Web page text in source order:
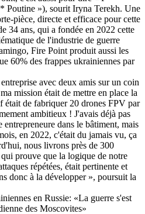
Poutine »), sourit Iryna Terekh. Une
pièce, directe et efficace pour cette
34 ans, qui a fondée en 2022 cette
de l'industrie de guerre
Fire Point produit aussi les
60% des frappes ukrainiennes par
avec deux amis sur un coin
mission était de mettre en place la
de fabriquer 20 drones FPV par
ambitieux ! J'avais déjà pas
dans le bâtiment, mais
en 2022, c'était du jamais vu, ça
nous livrons près de 300
prouve que la logique de notre
répétées, était pertinente et
donc à la développer », poursuit la
en Russie: «La guerre s'est
des Moscovites»